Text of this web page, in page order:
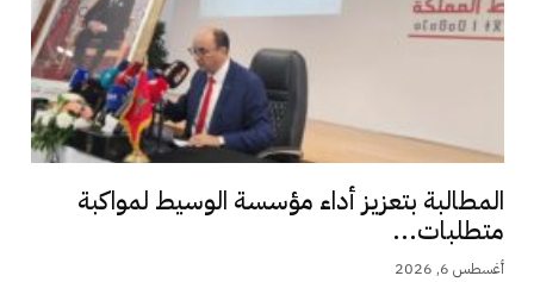
المطالبة بتعزيز أداء مؤسسة الوسيط لمواكبة
متطلبات...
أغسطس 6, 2026